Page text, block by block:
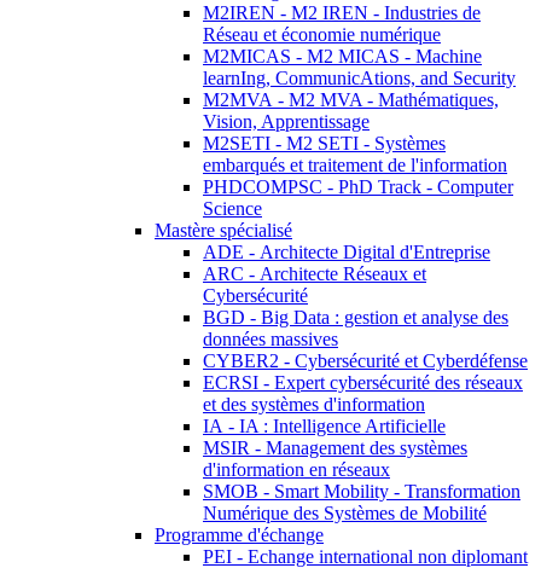
M2IREN - M2 IREN - Industries de
Réseau et économie numérique
M2MICAS - M2 MICAS - Machine
learnIng, CommunicAtions, and Security
M2MVA - M2 MVA - Mathématiques,
Vision, Apprentissage
M2SETI - M2 SETI - Systèmes
embarqués et traitement de l'information
PHDCOMPSC - PhD Track - Computer
Science
Mastère spécialisé
ADE - Architecte Digital d'Entreprise
ARC - Architecte Réseaux et
Cybersécurité
BGD - Big Data : gestion et analyse des
données massives
CYBER2 - Cybersécurité et Cyberdéfense
ECRSI - Expert cybersécurité des réseaux
et des systèmes d'information
IA - IA : Intelligence Artificielle
MSIR - Management des systèmes
d'information en réseaux
SMOB - Smart Mobility - Transformation
Numérique des Systèmes de Mobilité
Programme d'échange
PEI - Echange international non diplomant